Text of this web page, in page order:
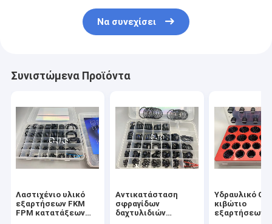
Να συνεχίσει
Συνιστώμενα Προϊόντα
Λαστιχένιο υλικό
εξαρτήσεων FKM
FPM κατατάξεων
Αντικατάσταση
σφραγίδων
δαχτυλιδιών
Υδραυλικό Ο
κιβώτιο
εξαρτήσεων